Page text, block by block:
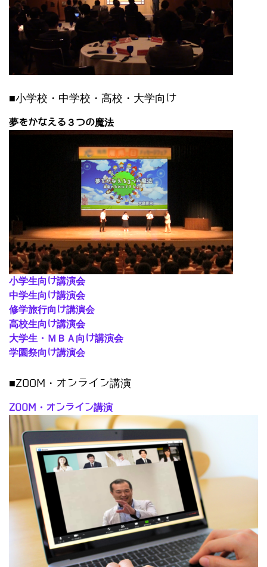
■小学校・中学校・高校・大学向け
夢をかなえる３つの魔法
小学生向け講演会
中学生向け講演会
修学旅行向け講演会
高校生向け講演会
大学生・ＭＢＡ向け講演会
学園祭向け講演会
■ZOOM・オンライン講演
ZOOM・オンライン講演